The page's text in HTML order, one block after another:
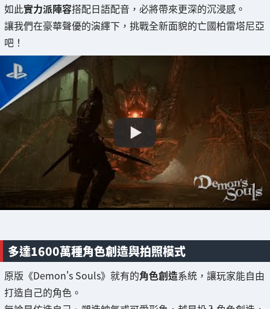
如此實力派陣容搭配日語配音，必將帶來更深的沉浸感。
讓我們在豪華聲優的演繹下，挑戰全新面貌的亡國柏雷塔尼亞
吧！
多達1600萬種角色創造與拍照模式
原版《Demon's Souls》就有的角色創造系統，讓玩家能自由
打造自己的角色。